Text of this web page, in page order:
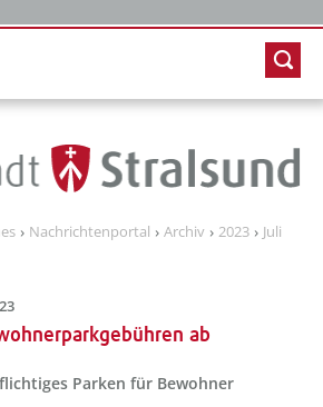
Nachrichtenportal Archiv 2023 Juli
ab
Parken für Bewohner